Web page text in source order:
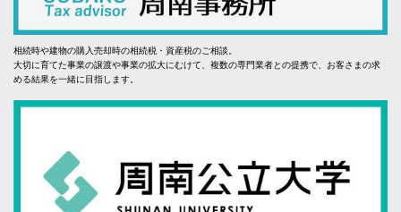
相続時や建物の購入売却時の相続税・資産税のご相談。
大切に育てた事業の譲渡や事業の拡大にむけて、複数の専門業者との提携で、お客さまの求
める結果を一緒に目指します。